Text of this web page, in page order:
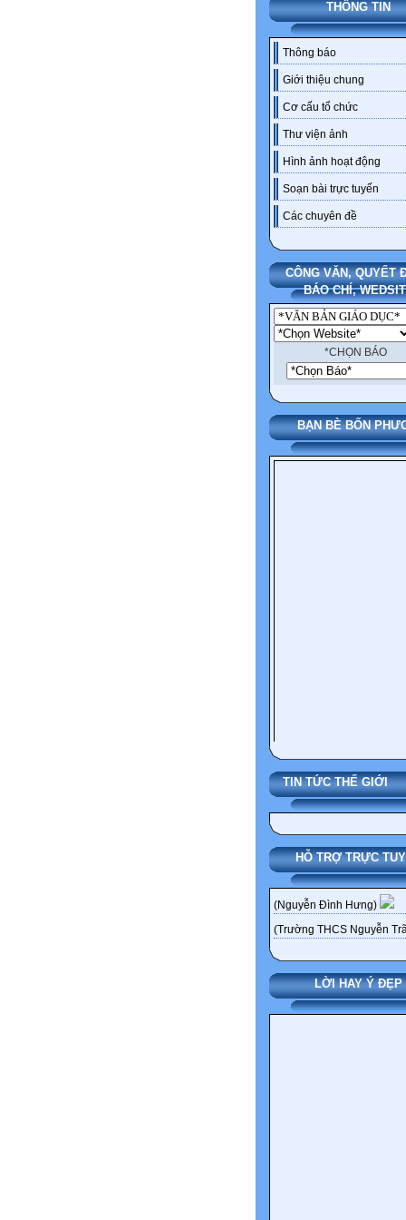
THÔNG TIN
Thông báo
Giới thiệu chung
Cơ cấu tổ chức
Thư viện ảnh
Hình ảnh hoạt động
Soạn bài trực tuyến
Các chuyên đề
CÔNG VĂN, QUYẾT
BÁO CHÍ,
*CHỌN BÁO
BẠN BÈ BỐN
TIN TỨC THẾ
HỖ TRỢ TRỰC
(Nguyễn Đình Hưng)
(Trường THCS Nguyễn
LỜI HAY Ý ĐẸP